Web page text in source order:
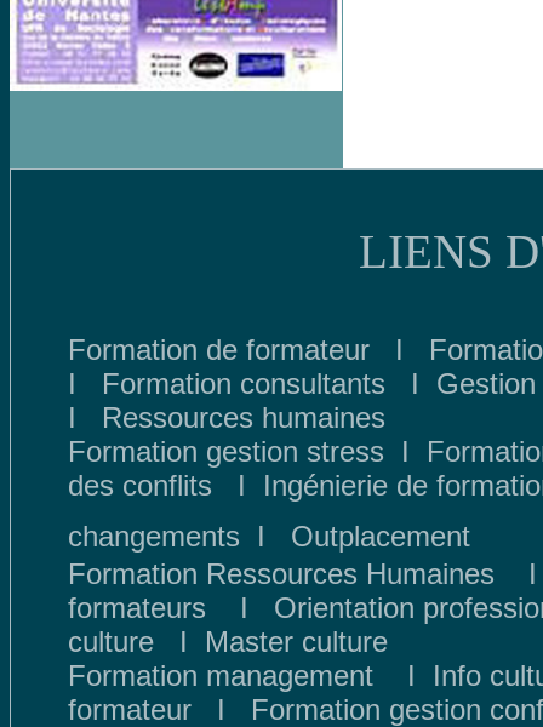
LIENS
Formation de formateur I
I
Formation consultants I
I Ressources humaines
Formation gestion stress I
des conflits I Ingénierie de
changements
I Outplacement
Formation Ressources Humaines
formateurs I Orientation
culture I Master culture
Formation management I Info
formateur I Formation gestion